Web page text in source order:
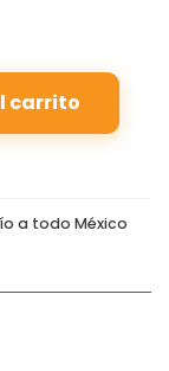
carrito
a todo México